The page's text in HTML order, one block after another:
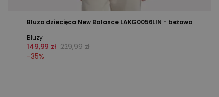
Bluza dziecięca New Balance LAKG0056LIN - beżowa
Bluzy
149,99 zł 229,99 zł
-35%